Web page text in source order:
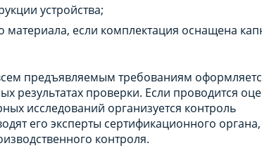
устройства;
материала, если комплектация оснащена
предъявляемым требованиям
результатах проверки. Если проводится
исследований организуется контроль
его эксперты сертификационного
контроля.